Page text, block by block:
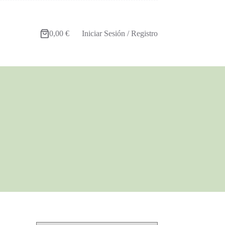
0,00 € Iniciar Sesión / Registro